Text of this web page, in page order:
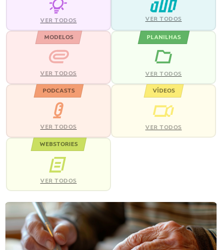
VER TODOS VER TODOS
MODELOS
VER TODOS
PLANILHAS
VER TODOS
PODCASTS
VER TODOS
VÍDEOS
VER TODOS
WEBSTORIES
VER TODOS